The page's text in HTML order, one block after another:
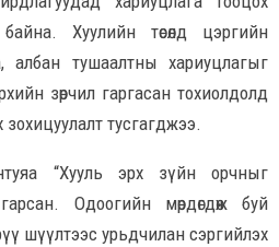
Хуулийн төсөлд цэргийн
албан тушаалтны хариуцлагыг
зөрчил гаргасан тохиолдолд
тусгагджээ.
“Хууль эрх зүйн орчныг
Одоогийн мөрдөгдөж буй
шүүлтээс урьдчилан сэргийлэх